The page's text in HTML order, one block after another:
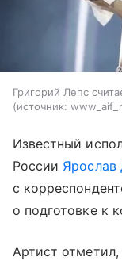
Григорий Лепс
источник:
Известный
России Ярослав
с
о подготовке к
Артист